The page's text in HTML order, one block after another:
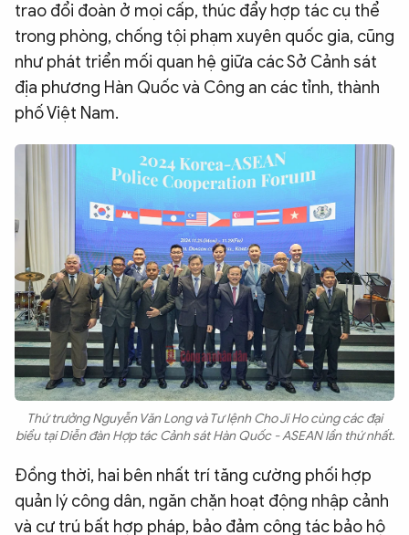
trao đổi đoàn ở mọi cấp, thúc đẩy hợp tác cụ thể
trong phòng, chống tội phạm xuyên quốc gia, cũng
như phát triển mối quan hệ giữa các Sở Cảnh sát
địa phương Hàn Quốc và Công an các tỉnh, thành
phố Việt Nam.
Thứ trưởng Nguyễn Văn Long và Tư lệnh Cho Ji Ho cùng các đại
biểu tại Diễn đàn Hợp tác Cảnh sát Hàn Quốc - ASEAN lần thứ nhất.
Đồng thời, hai bên nhất trí tăng cường phối hợp
quản lý công dân, ngăn chặn hoạt động nhập cảnh
và cư trú bất hợp pháp, bảo đảm công tác bảo hộ